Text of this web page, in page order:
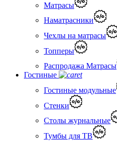
Матрасы
Наматрасники
Чехлы на матрасы
Топперы
Распродажа Матрасы
Гостиные
Гостиные модульные
Стенки
Столы журнальные
Тумбы для ТВ